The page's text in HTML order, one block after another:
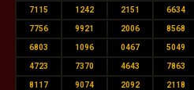
7115 1242 2151 6634
7756 9921 2006 8568
6803 1096 0467 5049
4723 7370 4643 7863
8117 9074 2092 2118